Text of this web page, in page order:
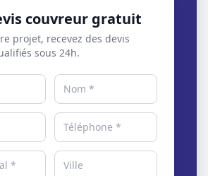
couvreur gratuit
projet, recevez des devis
sous 24h.